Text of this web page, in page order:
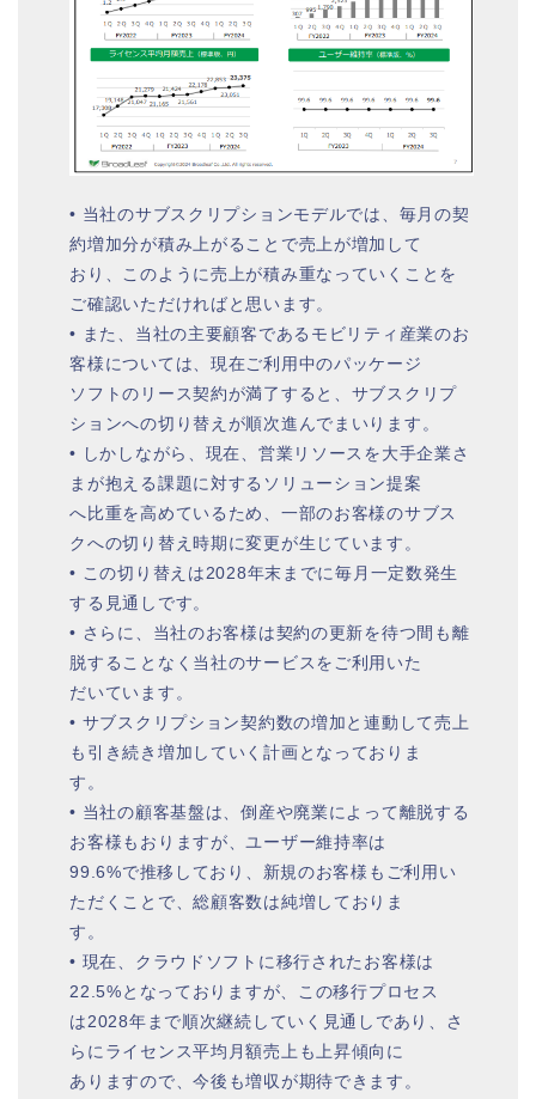
• 当社のサブスクリプションモデルでは、毎⽉の契
約増加分が積み上がることで売上が増加して
おり、このように売上が積み重なっていくことを
ご確認いただければと思います。
• また、当社の主要顧客であるモビリティ産業のお
客様については、現在ご利⽤中のパッケージ
ソフトのリース契約が満了すると、サブスクリプ
ションへの切り替えが順次進んでまいります。
• しかしながら、現在、営業リソースを⼤⼿企業さ
まが抱える課題に対するソリューション提案
へ⽐重を⾼めているため、⼀部のお客様のサブス
クへの切り替え時期に変更が⽣じています。
• この切り替えは2028年末までに毎⽉⼀定数発⽣
する⾒通しです。
• さらに、当社のお客様は契約の更新を待つ間も離
脱することなく当社のサービスをご利⽤いた
だいています。
• サブスクリプション契約数の増加と連動して売上
も引き続き増加していく計画となっておりま
す。
• 当社の顧客基盤は、倒産や廃業によって離脱する
お客様もおりますが、ユーザー維持率は
99.6%で推移しており、新規のお客様もご利⽤い
ただくことで、総顧客数は純増しておりま
す。
• 現在、クラウドソフトに移⾏されたお客様は
22.5%となっておりますが、この移⾏プロセス
は2028年まで順次継続していく⾒通しであり、さ
らにライセンス平均⽉額売上も上昇傾向に
ありますので、今後も増収が期待できます。